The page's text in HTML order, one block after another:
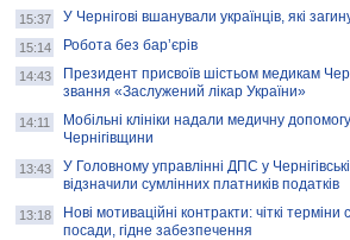
Золота тварина: видання Forbes
написало про чернігівця Патрона: хто і
скільки на ньому заробляє? І куди
витрачають?
15:37 У Чернігові вшанували українців, які
15:14 Робота без бар’єрів
14:43
Президент присвоїв шістьом медикам
звання «Заслужений лікар України»
14:11
Мобільні клініки надали медичну
Чернігівщини
13:43
У Головному управлінні ДПС у
відзначили сумлінних платників податків
13:18
Нові мотиваційні контракти: чіткі терміни
посади, гідне забезпечення